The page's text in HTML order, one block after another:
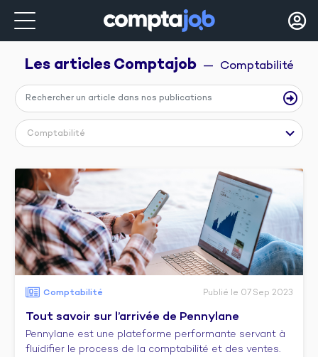
Les articles Comptajob —  Comptabilité
Comptabilité
Comptabilité Publié le 07 Sep 2023
Tout savoir sur l’arrivée de Pennylane
Pennylane est une plateforme performante servant à
fluidifier le process de la comptabilité et des ventes.